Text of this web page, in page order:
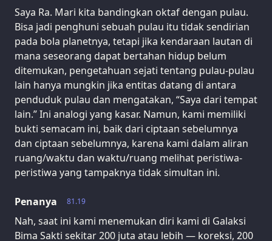
Saya Ra. Mari kita bandingkan oktaf dengan pulau.
Bisa jadi penghuni sebuah pulau itu tidak sendirian
pada bola planetnya, tetapi jika kendaraan lautan di
mana seseorang dapat bertahan hidup belum
ditemukan, pengetahuan sejati tentang pulau-pulau
lain hanya mungkin jika entitas datang di antara
penduduk pulau dan mengatakan, “Saya dari tempat
lain.” Ini analogi yang kasar. Namun, kami memiliki
bukti semacam ini, baik dari ciptaan sebelumnya
dan ciptaan sebelumnya, karena kami dalam aliran
ruang/waktu dan waktu/ruang melihat peristiwa-
peristiwa yang tampaknya tidak simultan ini.
81.19
Penanya
Nah, saat ini kami menemukan diri kami di Galaksi
Bima Sakti sekitar 200 juta atau lebih — koreksi, 200